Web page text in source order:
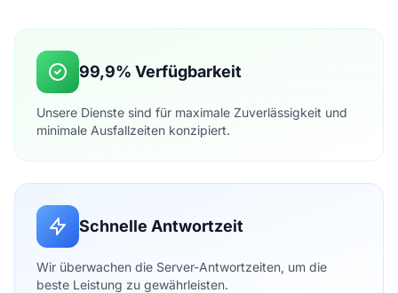
99,9% Verfügbarkeit
Unsere Dienste sind für maximale Zuverlässigkeit und
minimale Ausfallzeiten konzipiert.
Schnelle Antwortzeit
Wir überwachen die Server-Antwortzeiten, um die
beste Leistung zu gewährleisten.